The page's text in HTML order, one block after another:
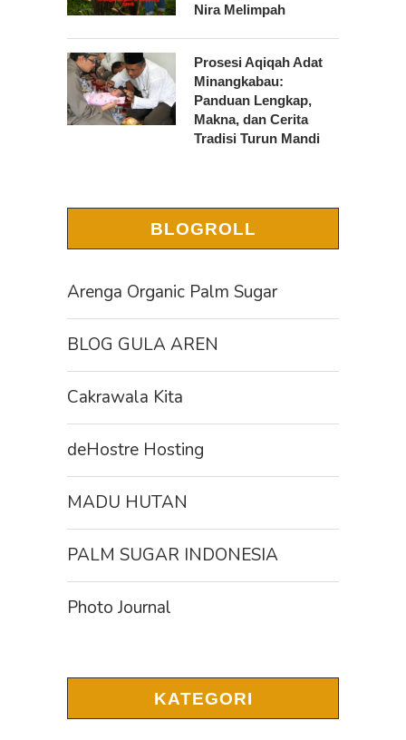
Nira Melimpah
Prosesi Aqiqah Adat
Minangkabau:
Panduan Lengkap,
Makna, dan Cerita
Tradisi Turun Mandi
BLOGROLL
Arenga Organic Palm Sugar
BLOG GULA AREN
Cakrawala Kita
deHostre Hosting
MADU HUTAN
PALM SUGAR INDONESIA
Photo Journal
KATEGORI